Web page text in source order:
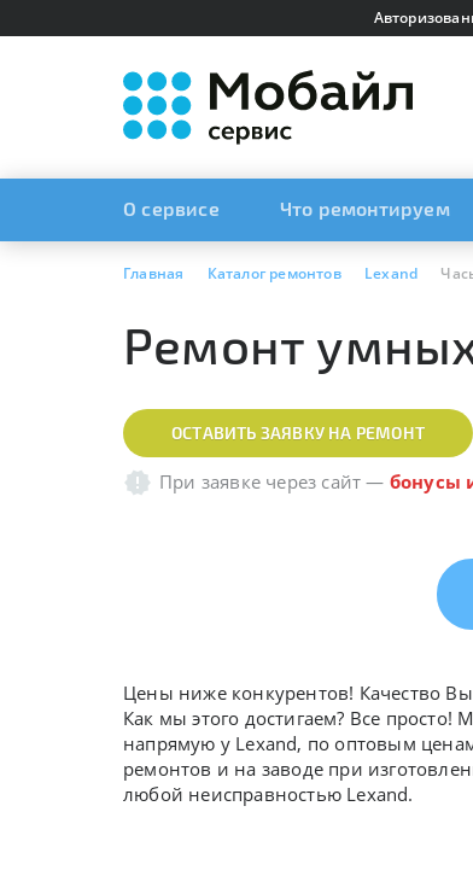
О сервисе Что ремонтируем
Главная Каталог ремонтов Lexand
Ремонт
ОСТАВИТЬ ЗАЯВКУ НА РЕМОНТ
При заявке через сайт — бонусы
Цены ниже конкурентов! Качество
Как мы этого достигаем? Все
напрямую у Lexand, по оптовым
ремонтов и на заводе при
любой неисправностью Lexand.